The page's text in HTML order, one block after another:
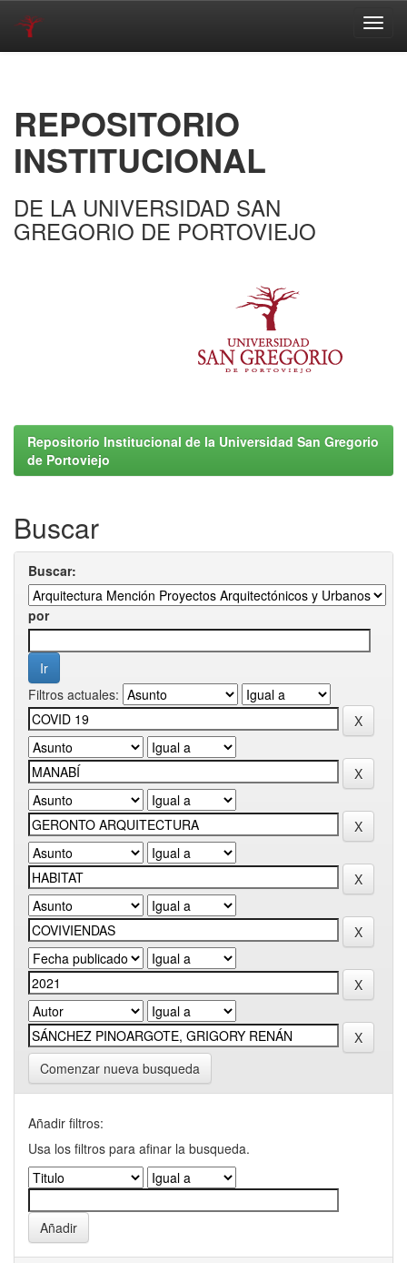
REPOSITORIO
INSTITUCIONAL
DE LA UNIVERSIDAD SAN
GREGORIO DE PORTOVIEJO
Repositorio Institucional de la Universidad San Gregorio
de Portoviejo
Buscar
Buscar:
por
Filtros actuales:
Comenzar nueva busqueda
Añadir filtros:
Usa los filtros para afinar la busqueda.